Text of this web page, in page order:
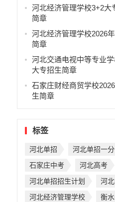
河北经济管理学校3+2大
简章
河北经济管理学校2026
简章
河北交通电视中等专业
大专招生简章
石家庄财经商贸学校
生简章
标签
河北单招
河北单招一
石家庄中考
河北高考
河北单招招生计划
河
河北经济管理学校
衡